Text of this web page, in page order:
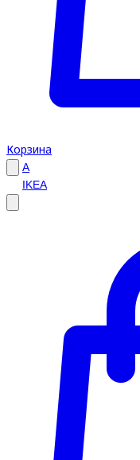
Корзина
A
IKEA